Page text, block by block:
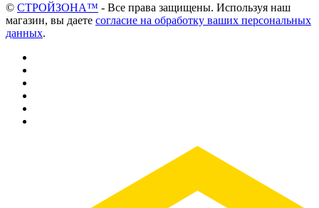
© СТРОЙЗОНА™ - Все права защищены. Используя наш
магазин, вы даете согласие на обработку ваших персональных
данных.